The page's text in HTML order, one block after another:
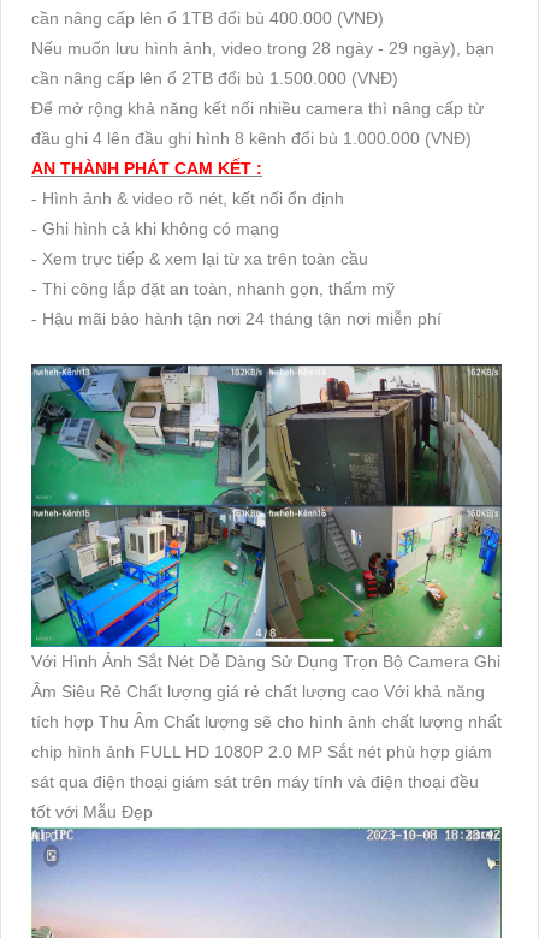
cần nâng cấp lên ổ 1TB đổi bù 400.000 (VNĐ)
Nếu muốn lưu hình ảnh, video trong 28 ngày - 29 ngày), bạn
cần nâng cấp lên ổ 2TB đổi bù 1.500.000 (VNĐ)
Để mở rộng khả năng kết nối nhiều camera thì nâng cấp từ
đầu ghi 4 lên đầu ghi hình 8 kênh đổi bù 1.000.000 (VNĐ)
AN THÀNH PHÁT CAM KẾT :
- Hình ảnh & video rõ nét, kết nối ổn định
- Ghi hình cả khi không có mạng
- Xem trực tiếp & xem lại từ xa trên toàn cầu
- Thi công lắp đặt an toàn, nhanh gọn, thẩm mỹ
- Hậu mãi bảo hành tận nơi 24 tháng tận nơi miễn phí
Với Hình Ảnh Sắt Nét Dễ Dàng Sử Dụng Trọn Bộ Camera Ghi
Âm Siêu Rẻ Chất lượng giá rẻ chất lượng cao Với khả năng
tích hợp Thu Âm Chất lượng sẽ cho hình ảnh chất lượng nhất
chip hình ảnh FULL HD 1080P 2.0 MP Sắt nét phù hợp giám
sát qua điện thoại giám sát trên máy tính và điện thoại đều
tốt với Mẫu Đẹp